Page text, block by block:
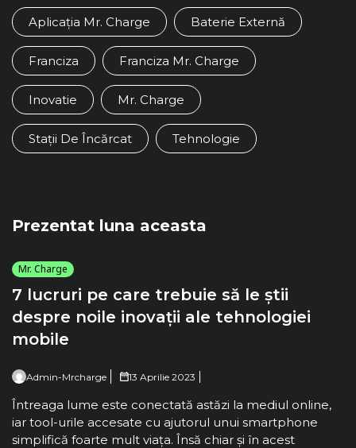
Prezentat luna aceasta
Mr. Charge
7 lucruri pe care trebuie să le știi
despre noile inovații ale tehnologiei
mobile
Admin-Mrcharge 13 Aprilie 2023
Întreaga lume este conectată astăzi la mediul online,
iar tool-urile accesate cu ajutorul unui smartphone
simplifică foarte mult viața. Însă chiar și în acest
Aplicația Mr. Charge Baterie Externă
Franciza Franciza Mr. Charge
Inovatie Mr. Charge
Stații De Încărcat Tehnologie